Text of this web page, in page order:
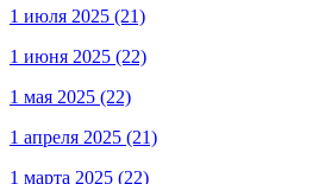
1 июля 2025 (21)
1 июня 2025 (22)
1 мая 2025 (22)
1 апреля 2025 (21)
1 марта 2025 (22)